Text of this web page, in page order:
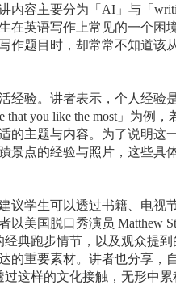
内容主要分为「 AI 」与「
在英语写作上常见的一个困
作题目时，却常常不知道该
经验。讲者表示，个人经验
that you like the most 」为例，
的主题与内容。为了说明这
景点的经验与照片，这些具
议学生可以透过书籍、电视节
以美国脱口秀演员 Matthew
经典跑步情节，以及观众提
的重要素材。讲者也分享，
这样的文化接触，无形中